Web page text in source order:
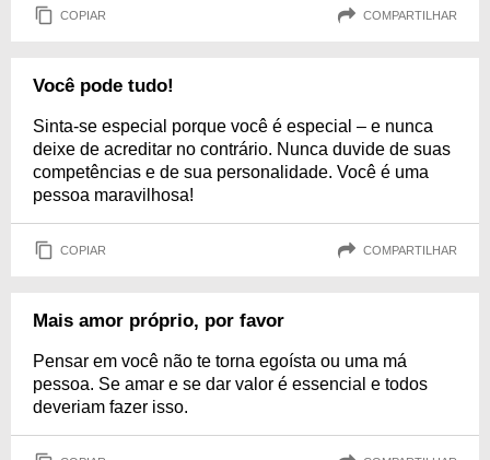
COPIAR COMPARTILHAR
Você pode tudo!
Sinta-se especial porque você é especial – e nunca
deixe de acreditar no contrário. Nunca duvide de suas
competências e de sua personalidade. Você é uma
pessoa maravilhosa!
COPIAR COMPARTILHAR
Mais amor próprio, por favor
Pensar em você não te torna egoísta ou uma má
pessoa. Se amar e se dar valor é essencial e todos
deveriam fazer isso.